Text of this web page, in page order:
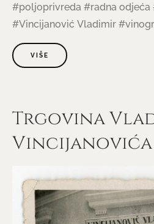
#poljoprivreda #radna odjeća
#Vincijanović Vladimir
VIŠE
Trgovina
Vincijanovića